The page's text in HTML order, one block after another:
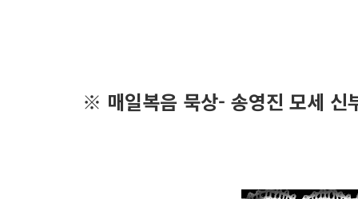
※ 매일복음 묵상- 송영진 모세 신